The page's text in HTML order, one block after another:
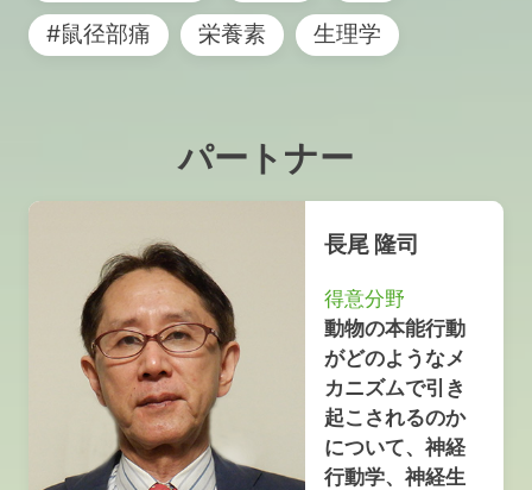
#鼠径部痛
栄養素 生理学
パートナー
長尾 隆司
得意分野
動物の本能行動
がどのようなメ
カニズムで引き
起こされるのか
について、神経
行動学、神経生